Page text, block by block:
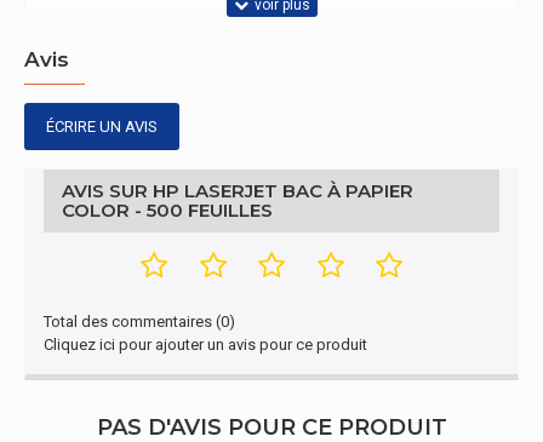
Avis
ÉCRIRE UN AVIS
AVIS SUR HP LASERJET BAC À PAPIER
COLOR - 500 FEUILLES
Total des commentaires (0)
Cliquez ici pour ajouter un avis pour ce produit
PAS D'AVIS POUR CE PRODUIT